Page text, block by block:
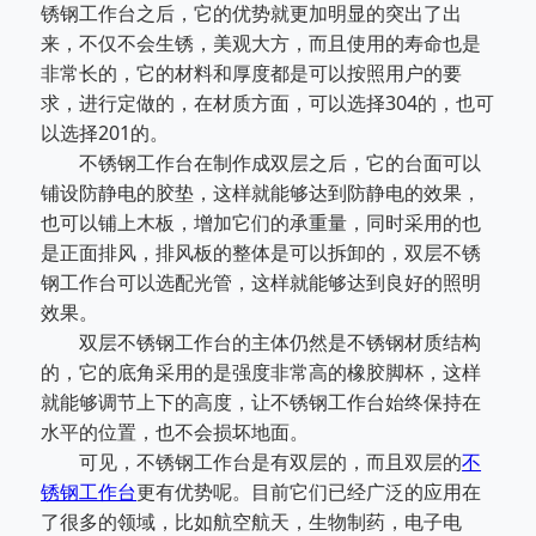
锈钢工作台之后，它的优势就更加明显的突出了出
来，不仅不会生锈，美观大方，而且使用的寿命也是
非常长的，它的材料和厚度都是可以按照用户的要
求，进行定做的，在材质方面，可以选择304的，也可
以选择201的。
不锈钢工作台在制作成双层之后，它的台面可以
铺设防静电的胶垫，这样就能够达到防静电的效果，
也可以铺上木板，增加它们的承重量，同时采用的也
是正面排风，排风板的整体是可以拆卸的，双层不锈
钢工作台可以选配光管，这样就能够达到良好的照明
效果。
双层不锈钢工作台的主体仍然是不锈钢材质结构
的，它的底角采用的是强度非常高的橡胶脚杯，这样
就能够调节上下的高度，让不锈钢工作台始终保持在
水平的位置，也不会损坏地面。
可见，不锈钢工作台是有双层的，而且双层的不
锈钢工作台更有优势呢。目前它们已经广泛的应用在
了很多的领域，比如航空航天，生物制药，电子电